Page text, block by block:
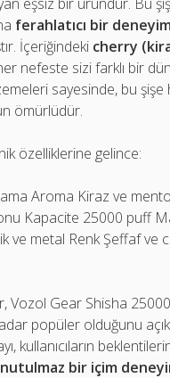
ferahlatıcı bir deneyim
İçeriğindeki cherry
nefeste sizi farklı bir
sayesinde, bu şişe
ömürlüdür.
özelliklerine gelince:
Aroma Kiraz ve
Kapacite 25000 puff
ve metal Renk Şeffaf ve
Vozol Gear Shisha
popüler olduğunu
kullanıcıların
bir içim